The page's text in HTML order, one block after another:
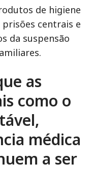
de higiene
centrais e
da suspensão
as
como o
médica
a ser